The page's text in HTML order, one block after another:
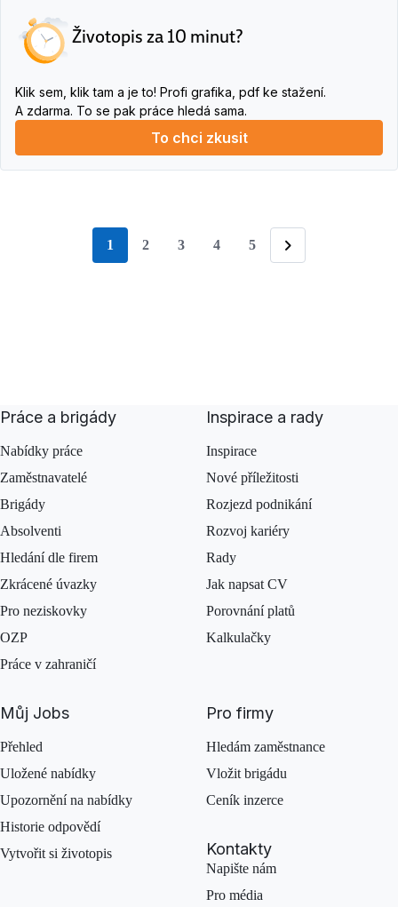
Životopis za 10 minut?
Klik sem, klik tam a je to! Profi grafika, pdf ke stažení.
A zdarma. To se pak práce hledá sama.
To chci zkusit
stránka
1 2 3 4 5
Následující
Práce a brigády
Nabídky práce
Zaměstnavatelé
Brigády
Absolventi
Hledání dle firem
Zkrácené úvazky
Pro neziskovky
OZP
Práce v zahraničí
Inspirace a rady
Inspirace
Nové příležitosti
Rozjezd podnikání
Rozvoj kariéry
Rady
Jak napsat CV
Porovnání platů
Kalkulačky
Můj Jobs
Přehled
Uložené nabídky
Upozornění na nabídky
Historie odpovědí
Vytvořit si životopis
Pro firmy
Hledám zaměstnance
Vložit brigádu
Ceník inzerce
Kontakty
Napište nám
Pro média